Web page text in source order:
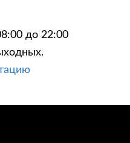
до 22:00